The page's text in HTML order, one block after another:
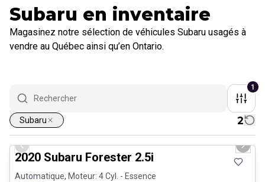
Subaru en inventaire
Magasinez notre sélection de véhicules Subaru usagés à
vendre au Québec ainsi qu’en Ontario.
1
Subaru 2
Très bonne offre
Previous slide Next
2020 Subaru Forester 2.5i
Automatique, Moteur: 4 Cyl. - Essence